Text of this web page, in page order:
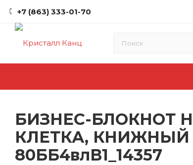
+7 (863) 333-01-70
БИЗНЕС-БЛОКНОТ
КЛЕТКА,
80ББ4влВ1_14357